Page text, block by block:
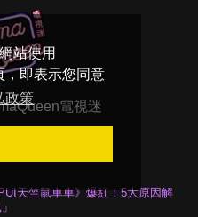
站使用
，即表示您同意
政策
電視迷
天竺鼠車車》爆紅！5大原因解